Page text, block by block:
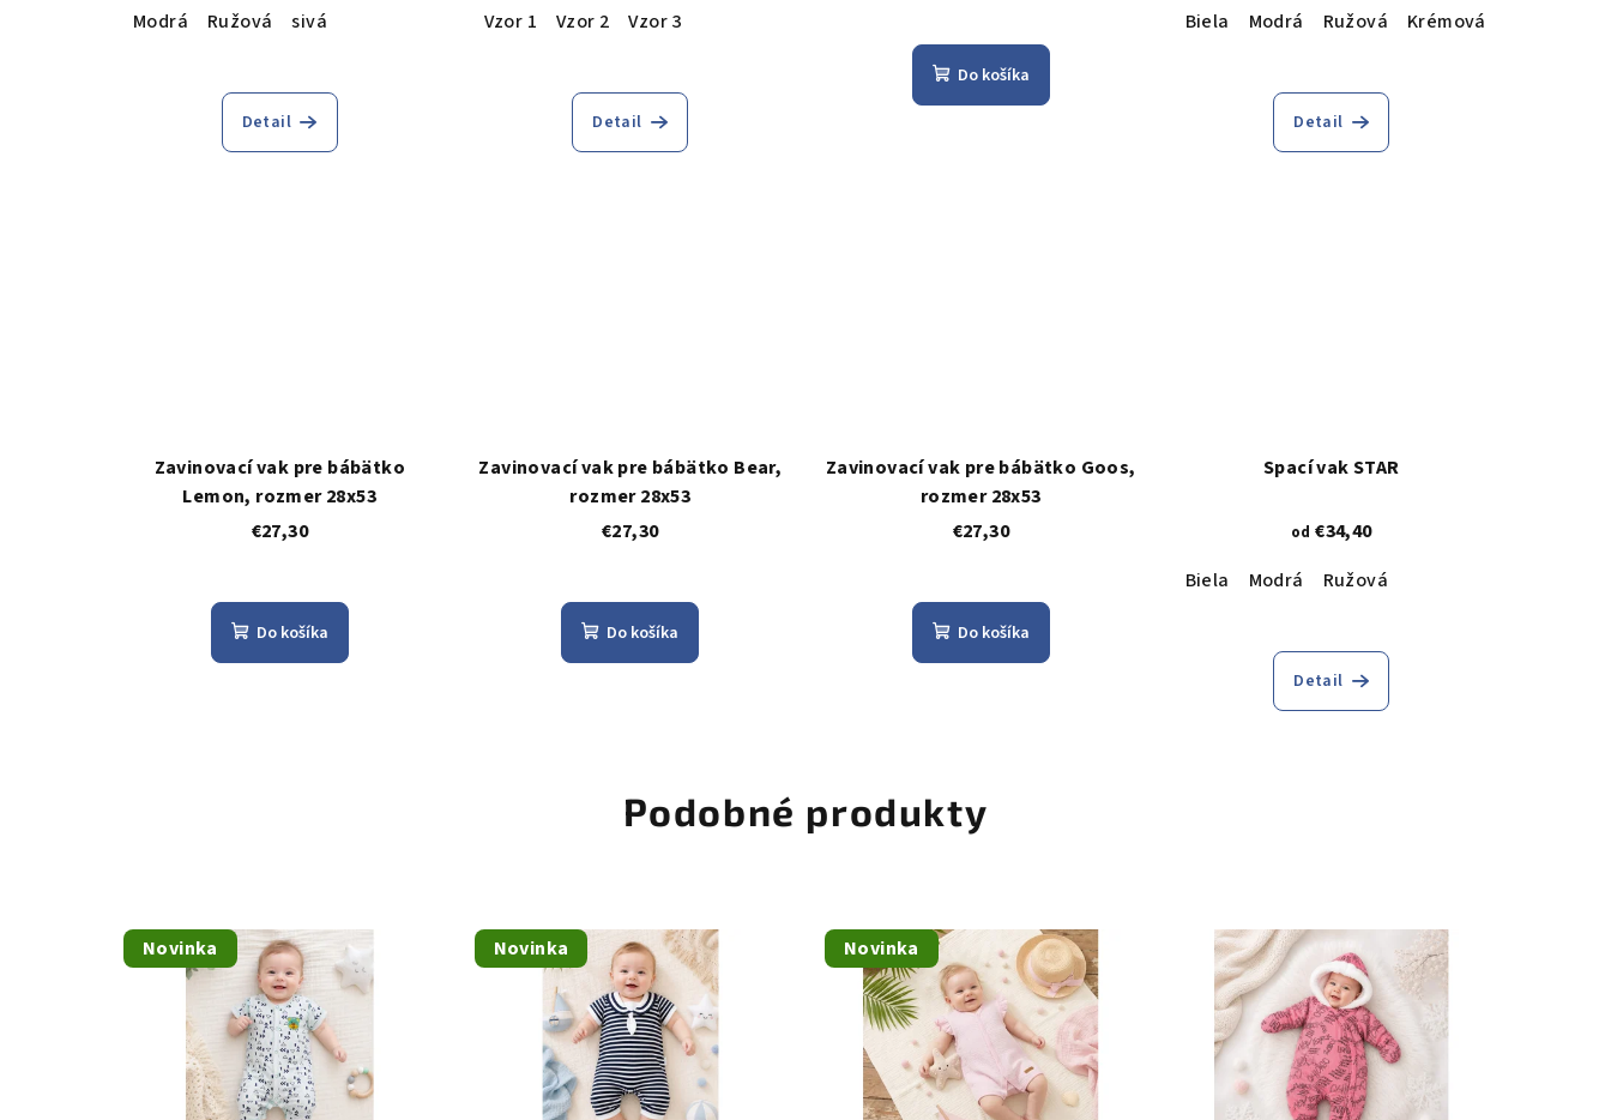
Modrá
Ružová sivá
Detail
Vzor 1
Vzor 2 Vzor 3
Detail
Do košíka
Biela
Modrá Ružová Krémová
Detail
Zavinovací vak pre bábätko
Lemon, rozmer 28x53
€27,30
Do košíka
Zavinovací vak pre bábätko Bear,
rozmer 28x53
€27,30
Do košíka
Zavinovací vak pre bábätko Goos,
rozmer 28x53
€27,30
Do košíka
Spací vak STAR
od €34,40
Biela
Modrá Ružová
Detail
Podobné produkty
Novinka Novinka Novinka